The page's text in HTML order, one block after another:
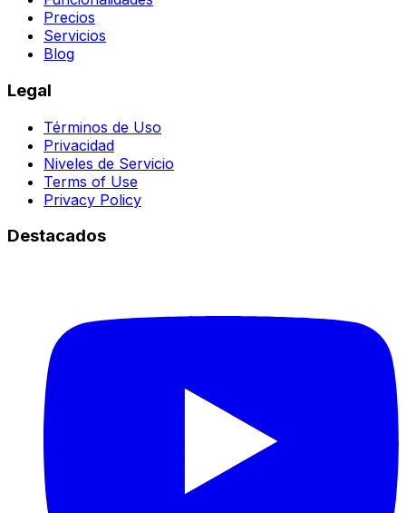
Precios
Servicios
Blog
Legal
Términos de Uso
Privacidad
Niveles de Servicio
Terms of Use
Privacy Policy
Destacados